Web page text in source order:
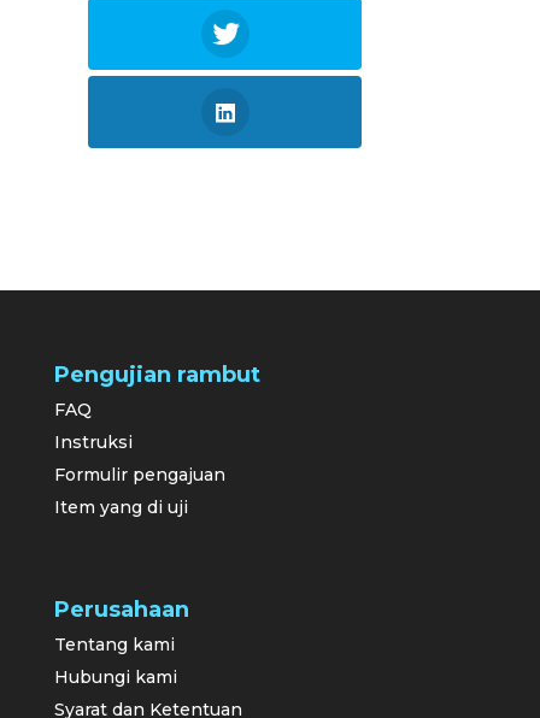
Pengujian rambut
FAQ
Instruksi
Formulir pengajuan
Item yang di uji
Perusahaan
Tentang kami
Hubungi kami
Syarat dan Ketentuan